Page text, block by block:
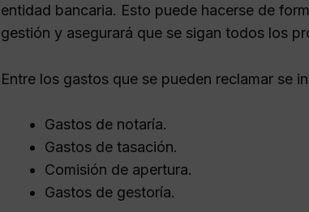
entidad bancaria. Esto puede hacerse de
gestión y asegurará que se sigan todos los
Entre los gastos que se pueden reclamar se
Gastos de notaría.
Gastos de tasación.
Comisión de apertura.
Gastos de gestoría.